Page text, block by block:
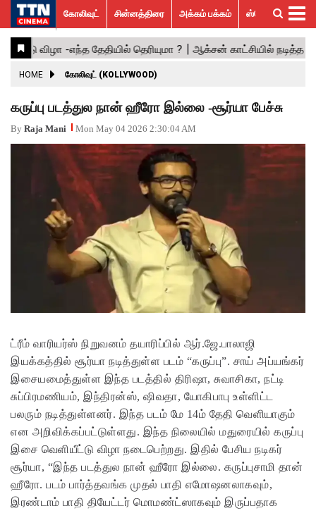
கோலிவுட்
சின்னத்திரை
பாலிவுட்
ஹாலிவுட்
அக்கம்
பக்கம்
ஸ்பெஷல்
ஸ்டோரீஸ்
விமர்சனம்
GALLERY
ACTRESS
ACTORS
MOVIESTILLS
EVENTS
VIDEOS
What’s
Hot
Trending
News
கோலிவுட் சின்னத்திரை அக்கம் பக்கம் ஸ்பெஷல் ஸ்டோரீஸ்
HOME கோலிவுட் (KOLLYWOOD)
கருப்பு படத்துல நான் ஹீரோ இல்லை -சூர்யா பேச்சு
By Raja Mani Mon May 04 2026 2:30:04 AM
ட்ரீம் வாரியர்ஸ் நிறுவனம் தயாரிப்பில் ஆர்.ஜே.பாலாஜி
இயக்கத்தில் சூர்யா நடித்துள்ள படம் “கருப்பு”. சாய் அப்யங்கர்
இசையமைத்துள்ள இந்த படத்தில் திரிஷா, சுவாசிகா, நட்டி
சுப்பிரமணியம், இந்திரன்ஸ், ஷிவதா, யோகிபாபு உள்ளிட்ட
பலரும் நடித்துள்ளனர். இந்த படம் மே 14ம் தேதி வெளியாகும்
என அறிவிக்கப்பட்டுள்ளது. இந்த நிலையில் மதுரையில் கருப்பு
இசை வெளியீட்டு விழா நடைபெற்றது. இதில் பேசிய நடிகர்
சூர்யா, “இந்த படத்துல நான் ஹீரோ இல்லை. கருப்புசாமி தான்
ஹீரோ. படம் பார்த்தவங்க முதல் பாதி எமோஷனலாகவும்,
இரண்டாம் பாதி தியேட்டர் மொமண்ட்ஸாகவும் இருப்பதாக